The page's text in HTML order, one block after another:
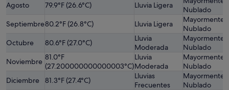
Agosto 79.9°F (26.6°C) Lluvia Ligera
Nublado
Septiembre80.2°F (26.8°C) Lluvia Ligera
Mayormente
Nublado
Octubre
80.6°F (27.0°C)
Lluvia
Moderada
Mayormente
Nublado
Noviembre 81.0°F
(27.200000000000003°C)
Lluvia
Moderada
Mayormente
Nublado
Diciembre 81.3°F (27.4°C)
Lluvias
Frecuentes
Mayormente
Nublado